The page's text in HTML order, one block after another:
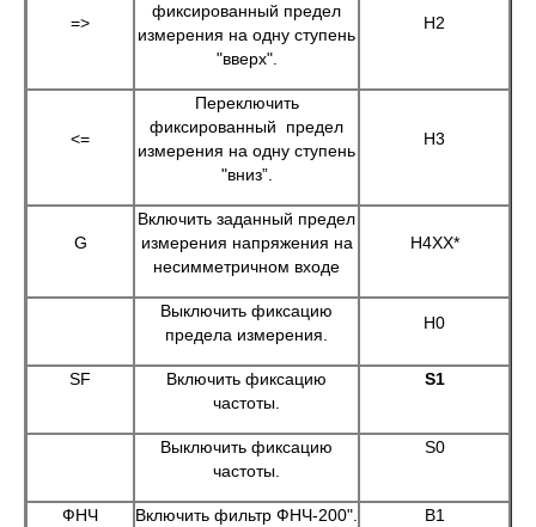
=>
фиксированный предел
измерения на одну ступень
"вверх".
Н2
<=
Переключить
фиксированный предел
измерения на одну ступень
"вниз”.
H3
G
Включить заданный предел
измерения напряжения на
несимметричном входе
Н4ХХ*
Выключить фиксацию
предела измерения.
Н0
SF
Включить фиксацию
частоты.
S1
Выключить фиксацию
частоты.
S0
ФНЧ Включить фильтр ФНЧ-200". B1